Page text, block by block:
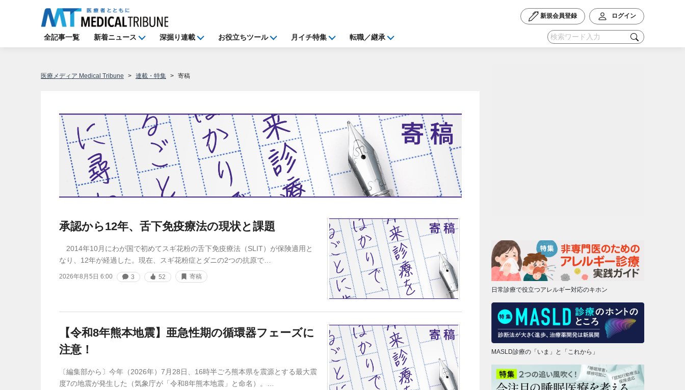
新規会員登録 ログイン
全記事一覧 新着ニュース 深掘り連載 お役立ちツール 月イチ特集 転職／継承
医療メディア Medical Tribune 連載・特集 寄稿
承認から12年、舌下免疫療法の現状と課題
2014年10月にわが国で初めてスギ花粉の舌下免疫療法（SLIT）が保険適用と
なり、12年が経過した。現在、スギ花粉症とダニの2つの抗原で…
2026年8月5日 6:00 3 52 寄稿
【令和8年熊本地震】亜急性期の循環器フェーズに
注意！
〔編集部から〕今年（2026年）7月28日、16時半ごろ熊本県を震源とする最大震
度7の地震が発生した（気象庁が「令和8年熊本地震」と命名）。…
日常診療で役立つアレルギー対応のキホン
MASLD診療の「いま」と「これから」